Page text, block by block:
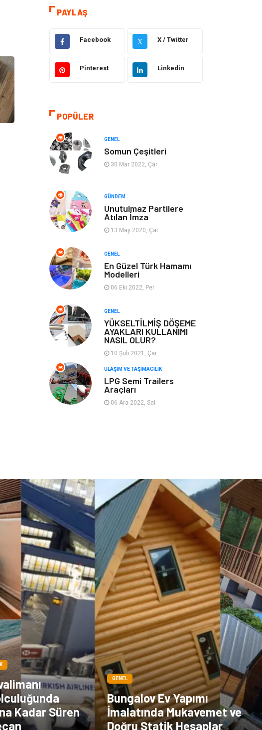
Alışveriş
Emlak
Organizasyon Mobilya
Tekstil
Tatil Finans & Ekonomi
Turizm
Aksesuar Eğitim Kurumları
Ambalaj Eğlence
Pazarlama
Servisleri
Kültür Telekomünikasyon
Bebek Giyim
Dernekler ve
Birlikler
çiçek İnternet
Tarım &
Hayvancılık
Endüstriyel
Ürünler
PAYLAŞ
Facebook X X / Twitter
Pinterest Linkedin
POPÜLER
GENEL
Somun Çeşitleri
30 Mar 2022, Çar
GÜNDEM
Unutulmaz Partilere
Atılan İmza
13 May 2020, Çar
GENEL
En Güzel Türk Hamamı
Modelleri
06 Eki 2022, Per
GENEL
YÜKSELTİLMİŞ DÖŞEME
AYAKLARI KULLANIMI
NASIL OLUR?
10 Şub 2021, Çar
ULAŞIM VE TAŞIMACILIK
LPG Semi Trailers
Araçları
06 Ara 2022, Sal
Kadar Süren
GENEL
Bungalov Ev Yapımı
İmalatında Mukavemet ve
Doğru Statik Hesaplar